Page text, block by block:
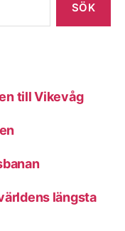
till Vikevåg
längsta